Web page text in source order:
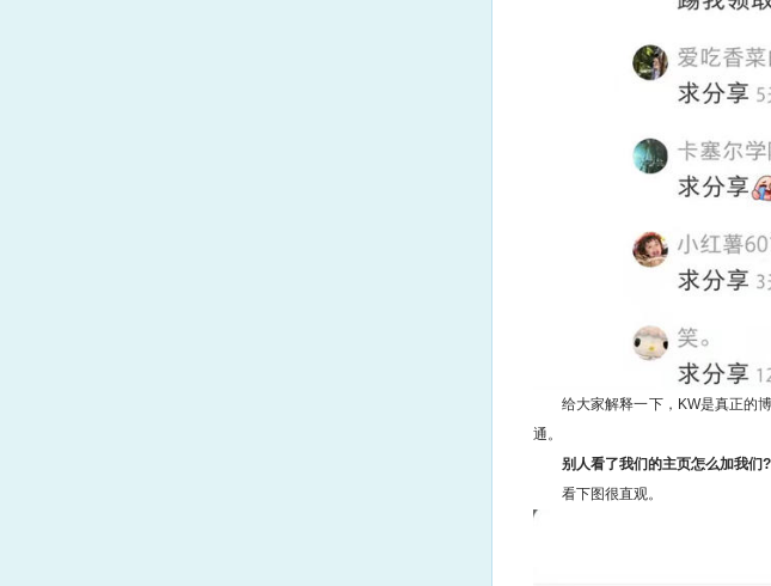
给大家解释一下，KW是真正的
通。
别人看了我们的主页怎么加我们?
看下图很直观。